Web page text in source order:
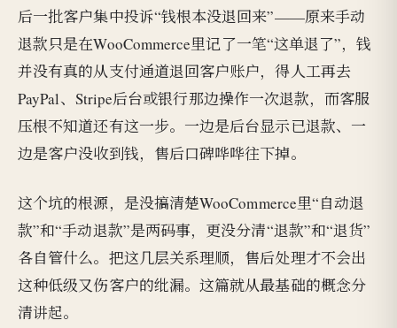
后一批客户集中投诉“钱根本没退回来”——原来手动
退款只是在WooCommerce里记了一笔“这单退了”，钱
并没有真的从支付通道退回客户账户，得人工再去
PayPal、Stripe后台或银行那边操作一次退款，而客服
压根不知道还有这一步。一边是后台显示已退款、一
边是客户没收到钱，售后口碑哗哗往下掉。
这个坑的根源，是没搞清楚WooCommerce里“自动退
款”和“手动退款”是两码事，更没分清“退款”和“退货”
各自管什么。把这几层关系理顺，售后处理才不会出
这种低级又伤客户的纰漏。这篇就从最基础的概念分
清讲起。